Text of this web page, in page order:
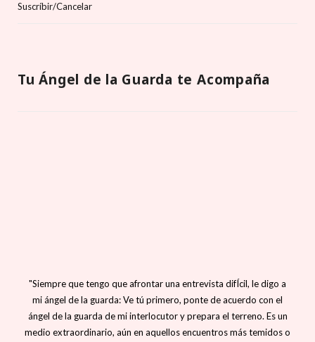
Suscríbir/Cancelar
Tu Ángel de la Guarda te Acompaña
"Siempre que tengo que afrontar una entrevista difÍcil, le digo a
mi ángel de la guarda: Ve tú primero, ponte de acuerdo con el
ángel de la guarda de mi interlocutor y prepara el terreno. Es un
medio extraordinario, aún en aquellos encuentros más temidos o